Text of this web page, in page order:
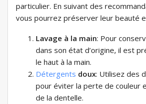
particulier. En suivant des
vous pourrez préserver leur beauté
Lavage à la main: Pour
dans son état d’origine, il est
le haut à la main.
Détergents doux: Utilisez des
pour éviter la perte de couleur
de la dentelle.